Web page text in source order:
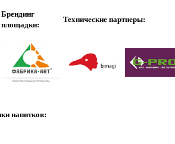
Брендинг
площадки:
Технические партнеры:
напитков: